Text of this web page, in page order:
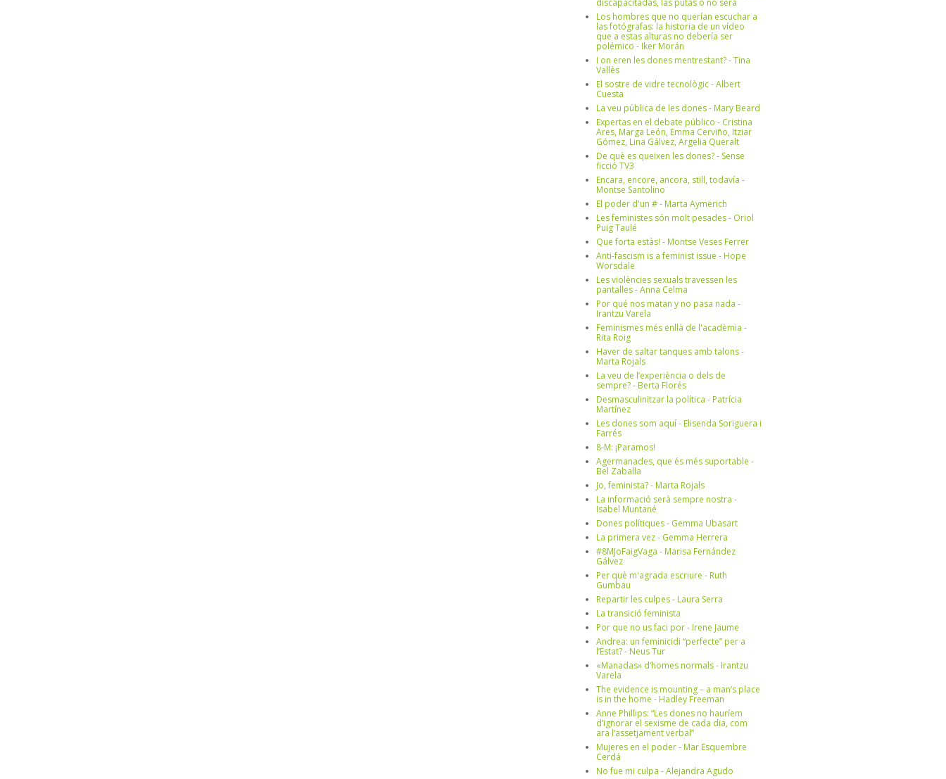
discapacitadas, las putas o no será
Los hombres que no querían escuchar a
las fotógrafas: la historia de un vídeo
que a estas alturas no debería ser
polémico - Iker Morán
I on eren les dones mentrestant? - Tina
Vallès
El sostre de vidre tecnològic - Albert
Cuesta
La veu pública de les dones - Mary Beard
Expertas en el debate público - Cristina
Ares, Marga León, Emma Cerviño, Itziar
Gómez, Lina Gálvez, Argelia Queralt
De què es queixen les dones? - Sense
ficció TV3
Encara, encore, ancora, still, todavía -
Montse Santolino
El poder d'un # - Marta Aymerich
Les feministes són molt pesades - Oriol
Puig Taulé
Que forta estàs! - Montse Veses Ferrer
Anti-fascism is a feminist issue - Hope
Worsdale
Les violències sexuals travessen les
pantalles - Anna Celma
Por qué nos matan y no pasa nada -
Irantzu Varela
Feminismes més enllà de l'acadèmia -
Rita Roig
Haver de saltar tanques amb talons -
Marta Rojals
La veu de l’experiència o dels de
sempre? - Berta Florés
Desmasculinitzar la política - Patrícia
Martínez
Les dones som aquí - Elisenda Soriguera i
Farrés
8-M: ¡Paramos!
Agermanades, que és més suportable -
Bel Zaballa
Jo, feminista? - Marta Rojals
La informació serà sempre nostra -
Isabel Muntané
Dones polítiques - Gemma Ubasart
La primera vez - Gemma Herrera
#8MJoFaigVaga - Marisa Fernández
Gálvez
Per què m'agrada escriure - Ruth
Gumbau
Repartir les culpes - Laura Serra
La transició feminista
Por que no us faci por - Irene Jaume
Andrea: un feminicidi “perfecte” per a
l’Estat? - Neus Tur
«Manadas» d’homes normals - Irantzu
Varela
The evidence is mounting – a man’s place
is in the home - Hadley Freeman
Anne Phillips: “Les dones no hauríem
d’ignorar el sexisme de cada dia, com
ara l’assetjament verbal”
Mujeres en el poder - Mar Esquembre
Cerdá
No fue mi culpa - Alejandra Agudo